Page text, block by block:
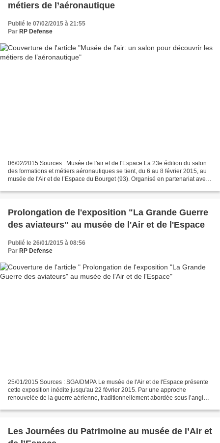
métiers de l’aéronautique
Publié le 07/02/2015 à 21:55
Par RP Defense
06/02/2015 Sources : Musée de l'air et de l'Espace La 23e édition du salon
des formations et métiers aéronautiques se tient, du 6 au 8 février 2015, au
musée de l'Air et de l’Espace du Bourget (93). Organisé en partenariat avec
Prolongation de l'exposition "La Grande Guerre
des aviateurs" au musée de l'Air et de l'Espace
Publié le 26/01/2015 à 08:56
Par RP Defense
25/01/2015 Sources : SGA/DMPA Le musée de l'Air et de l'Espace présente
cette exposition inédite jusqu'au 22 février 2015. Par une approche
renouvelée de la guerre aérienne, traditionnellement abordée sous l’angle
Les Journées du Patrimoine au musée de l’Air et